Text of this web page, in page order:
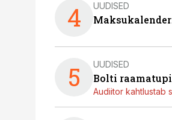
4 UUDISED
5 UUDISED
Bolti
Audiitor kahtlustab